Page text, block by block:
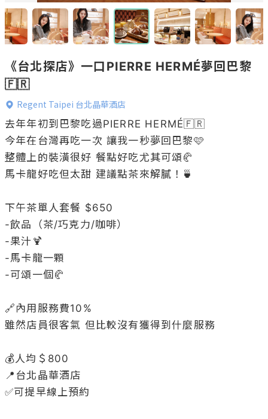
《台北探店》一口PIERRE HERMÉ夢回巴黎
🇫🇷
Regent Taipei 台北晶華酒店
去年年初到巴黎吃過PIERRE HERMÉ🇫🇷
今年在台灣再吃一次 讓我一秒夢回巴黎🩷
整體上的裝潢很好 餐點好吃尤其可頌🥐
馬卡龍好吃但太甜 建議點茶來解膩！🍵
下午茶單人套餐 $650
-飲品（茶/巧克力/咖啡）
-果汁🍹
-馬卡龍一顆
-可頌一個🥐
🔗內用服務費10%
雖然店員很客氣 但比較沒有獲得到什麼服務
💰人均＄800
📍台北晶華酒店
✅可提早線上預約